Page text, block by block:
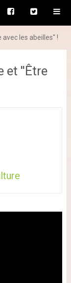
les abeilles'' !
et ''Être